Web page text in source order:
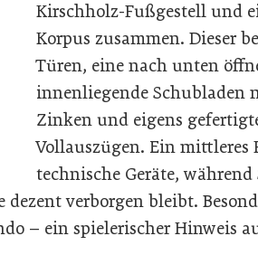
Kirschholz-Fußgestell und
Korpus zusammen. Dieser
Türen, eine nach unten
innenliegende Schubladen
Zinken und eigens
Vollauszügen. Ein mittleres
technische Geräte,
dezent verborgen bleibt.
– ein spielerischer Hinweis